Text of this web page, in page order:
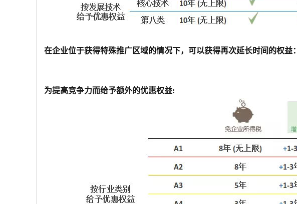
在企业位于获得特殊推广区域的情况下，可以获得再次延长时间的权益：
为提高竞争力而给予额外的优惠权益: